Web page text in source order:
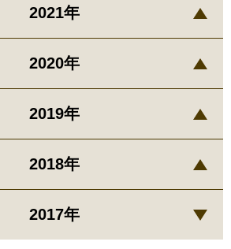
2021年
2020年
2019年
2018年
2017年